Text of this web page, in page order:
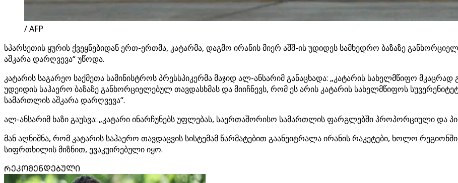
/ AFP
სპარსეთის ყურის ქვეყნებიდან ერთ-ერთმა, კატარმა, დაგმო ირანის მიერ აშშ-ის უდიდეს სამხედრო ბაზაზე
აშკარა დარღვევა“ უწოდა.
კატარის საგარეო საქმეთა სამინისტროს პრესსპიკერმა მაჯიდ ალ-ანსარიმ განაცხადა: „კატარის სახელმწიფო
უდეიდის საჰაერო ბაზაზე განხორციელებულ თავდასხმას და მიიჩნევს, რომ ეს არის კატარის სახელმწიფოს
სამართლის აშკარა დარღვევა“.
ალ-ანსარიმ ხაზი გაუსვა: „კატარი ინარჩუნებს უფლებას, საერთაშორისო სამართლის ფარგლებში პროპორციული და
მან აღნიშნა, რომ კატარის საჰაერო თავდაცვის სისტემამ წარმატებით გაანეიტრალა ირანის რაკეტები, ხოლო
სიფრთხილის მიზნით, ევაკუირებული იყო.
ᲠᲔᲙᲝᲛᲔᲜᲓᲔᲑᲣᲚᲘ